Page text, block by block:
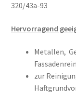
320/43a-93
Hervorragend
Metallen,
zur